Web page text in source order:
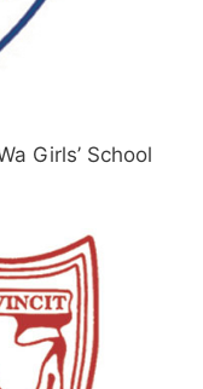
Girls’ School